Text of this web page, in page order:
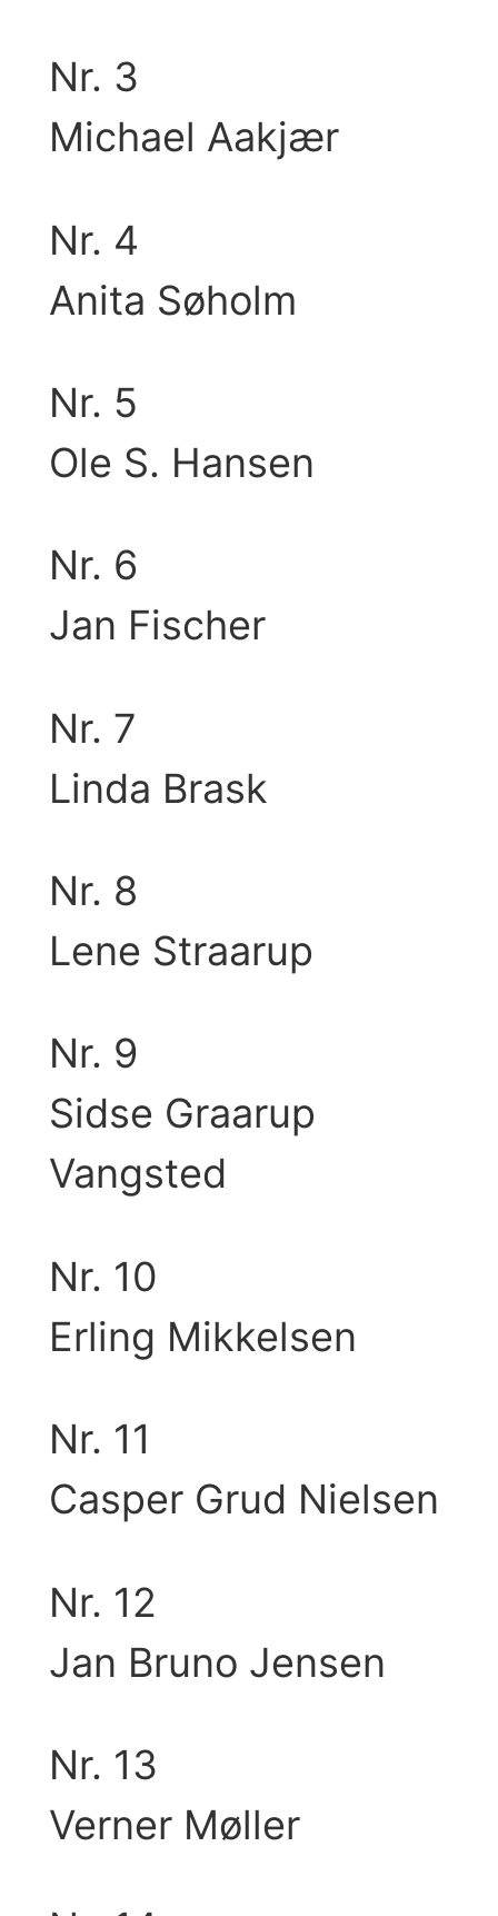
Nr. 3
Michael Aakjær
Nr. 4
Anita Søholm
Nr. 5
Ole S. Hansen
Nr. 6
Jan Fischer
Nr. 7
Linda Brask
Nr. 8
Lene Straarup
Nr. 9
Sidse Graarup
Vangsted
Nr. 10
Erling Mikkelsen
Nr. 11
Casper Grud Nielsen
Nr. 12
Jan Bruno Jensen
Nr. 13
Verner Møller